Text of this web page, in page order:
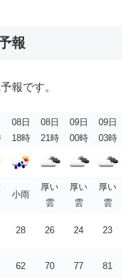
報
報です。
08日
18時
08日
21時
09日
00時
09日
03時
小雨
厚い
雲
厚い
雲
厚い
雲
28 26 24 23
62 70 77 81